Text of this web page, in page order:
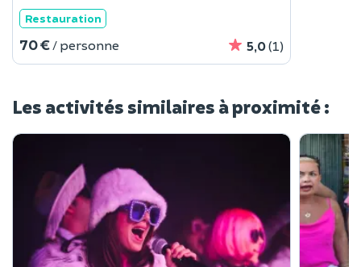
Restauration
70 € / personne 5,0(1)
Les activités similaires à proximité :